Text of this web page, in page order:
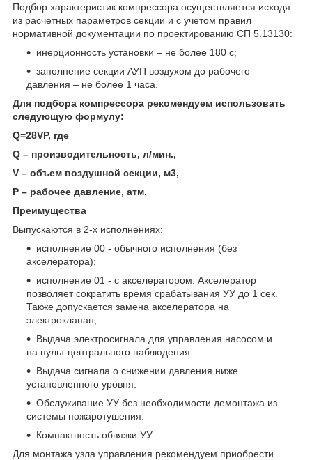
Подбор характеристик компрессора осуществляется исходя
из расчетных параметров секции и с учетом правил
нормативной документации по проектированию СП 5.13130:
инерционность установки – не более 180 с;
заполнение секции АУП воздухом до рабочего
давления – не более 1 часа.
Для подбора компрессора рекомендуем использовать
следующую формулу:
Q=28VP, где
Q – производительность, л/мин.,
V – объем воздушной секции, м3,
P – рабочее давление, атм.
Преимущества
Выпускаются в 2-х исполнениях:
исполнение 00 - обычного исполнения (без
акселератора);
исполнение 01 - с акселератором. Акселератор
позволяет сократить время срабатывания УУ до 1 сек.
Также допускается замена акселератора на
электроклапан;
Выдача электросигнала для управления насосом и
на пульт центрального наблюдения.
Выдача сигнала о снижении давления ниже
установленного уровня.
Обслуживание УУ без необходимости демонтажа из
системы пожаротушения.
Компактность обвязки УУ.
Для монтажа узла управления рекомендуем приобрести